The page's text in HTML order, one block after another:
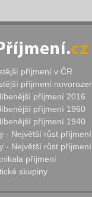
příjmení v ČR
příjmení
příjmení 2016
příjmení 1960
příjmení 1940
- Největší růst
- Největší růst
příjmení
skupiny